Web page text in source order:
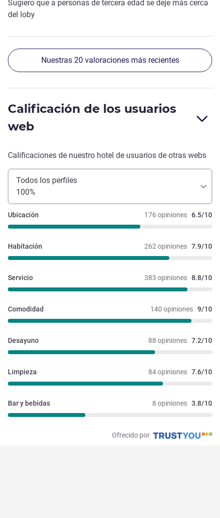
Sugiero que a personas de tercera edad se deje más cerca
del loby
Nuestras 20 valoraciones más recientes
Calificación de los usuarios
web
Calificaciones de nuestro hotel de usuarios de otras webs
Todos los perfiles
100%
176 opiniones 6.5/10
Ubicación
262 opiniones 7.9/10
Habitación
383 opiniones 8.8/10
Servicio
140 opiniones 9/10
Comodidad
88 opiniones 7.2/10
Desayuno
84 opiniones 7.6/10
Limpieza
8 opiniones 3.8/10
Bar y bebidas
Ofrecido por